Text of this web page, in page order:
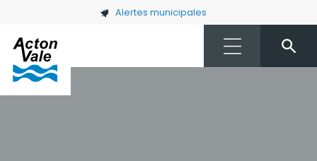
Skip to main content Alertes municipales